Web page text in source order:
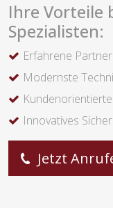
Ihre Vorteile
Spezialisten:
Erfahrene Partner
Modernste
Innovatives
Jetzt